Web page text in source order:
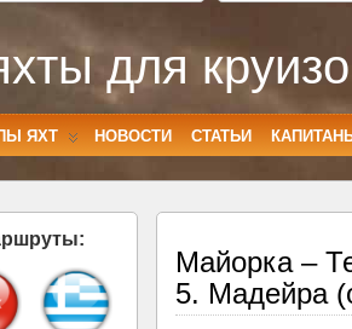
для
ЯХТ НОВОСТИ СТАТЬИ
Майорка –
5. Мадейра